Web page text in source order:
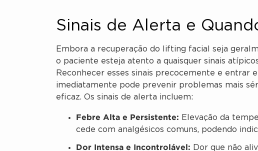
Sinais de Alerta e
Embora a recuperação do lifting facial seja
o paciente esteja atento a quaisquer sinais
Reconhecer esses sinais precocemente e entrar
imediatamente pode prevenir problemas mais
eficaz. Os sinais de alerta incluem:
Febre Alta e Persistente: Elevação da
cede com analgésicos comuns, podendo
Dor Intensa e Incontrolável: Dor que não